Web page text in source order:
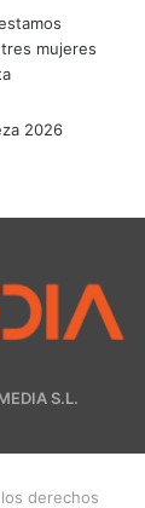
mujeres
2026
S.L.
derechos